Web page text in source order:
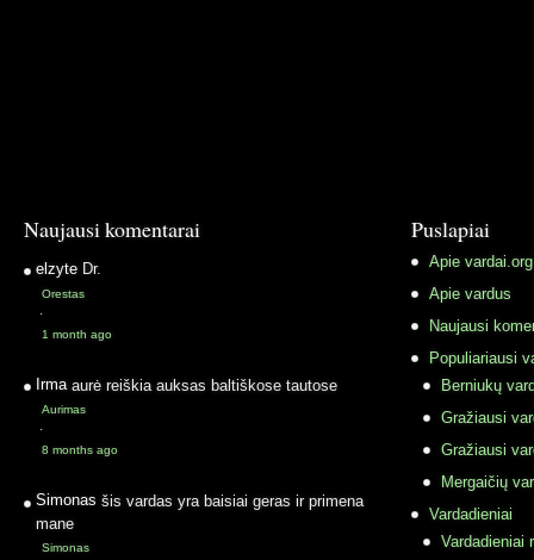
Naujausi komentarai
elzyte Dr.
Orestas
·
1 month ago
Irma aurė reiškia auksas baltiškose tautose
Aurimas
·
8 months ago
Simonas šis vardas yra baisiai geras ir primena
mane
Simonas
Puslapiai
Apie vardai.org
Apie vardus
Naujausi
Populiariausi
Berniukų
Gražiausi
Gražiausi
Mergaičių
Vardadieniai
Vardadieniai